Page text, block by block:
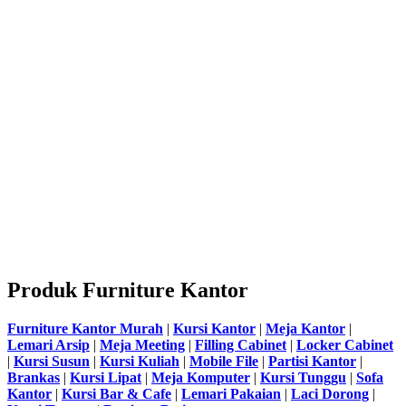
Produk Furniture Kantor
Furniture Kantor Murah | Kursi Kantor | Meja Kantor |
Lemari Arsip | Meja Meeting | Filling Cabinet | Locker Cabinet
| Kursi Susun | Kursi Kuliah | Mobile File | Partisi Kantor |
Brankas | Kursi Lipat | Meja Komputer | Kursi Tunggu | Sofa
Kantor | Kursi Bar & Cafe | Lemari Pakaian | Laci Dorong |